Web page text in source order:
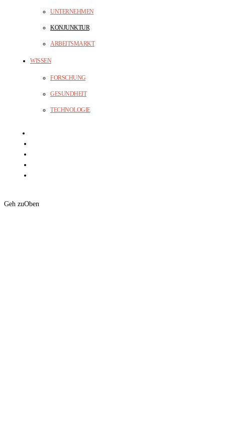
UNTERNEHMEN
KONJUNKTUR
ARBEITSMARKT
WISSEN
FORSCHUNG
GESUNDHEIT
TECHNOLOGIE
Geh zuOben